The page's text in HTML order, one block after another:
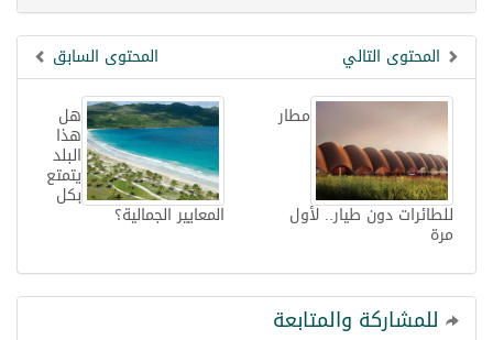
المحتوى السابق
المحتوى التالي
هل
هذا
البلد
يتمتع
بكل
المعايير الجمالية؟
مطار
للطائرات دون طيار.. لأول
مرة
للمشاركة والمتابعة